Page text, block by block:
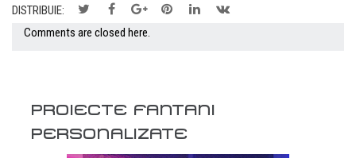
DISTRIBUIE:
Comments are closed here.
PROIECTE FANTANI
PERSONALIZATE